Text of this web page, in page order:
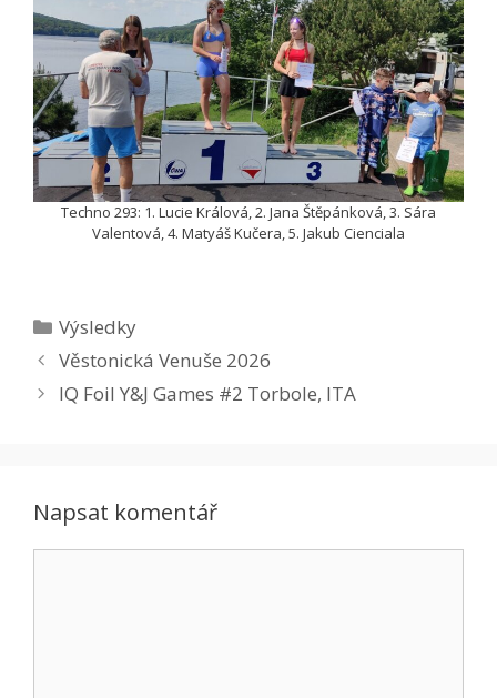
Techno 293: 1. Lucie Králová, 2. Jana Štěpánková, 3. Sára
Valentová, 4. Matyáš Kučera, 5. Jakub Cienciala
Rubriky
Výsledky
Věstonická Venuše 2026
IQ Foil Y&J Games #2 Torbole, ITA
Napsat komentář